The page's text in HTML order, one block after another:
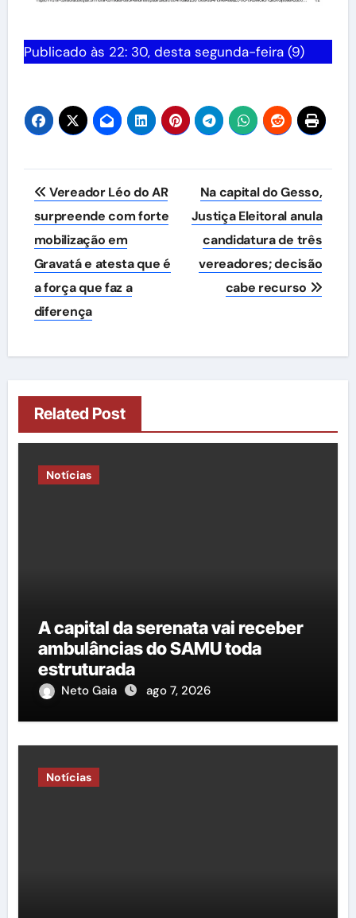
Publicado às 22: 30, desta segunda-feira (9)
Navegação
de
Post
Vereador Léo do AR
surpreende com forte
mobilização em
Gravatá e atesta que é
a força que faz a
diferença
Na capital do Gesso,
Justiça Eleitoral anula
candidatura de três
vereadores; decisão
cabe recurso
Related Post
Notícias
A capital da serenata vai receber
ambulâncias do SAMU toda
estruturada
Neto Gaia ago 7, 2026
Notícias